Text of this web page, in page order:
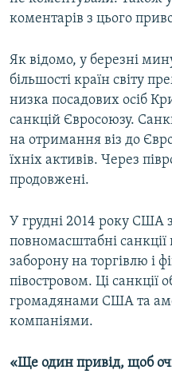
коментарів з цього
Як відомо, у березні
більшості країн світу
низка посадових осіб
санкцій Євросоюзу.
на отримання віз до
їхніх активів. Через
продовжені.
У грудні 2014 року США
повномасштабні
заборону на торгівлю і
півостровом. Ці санкції
громадянами США та
компаніями.
«Ще один привід, щоб